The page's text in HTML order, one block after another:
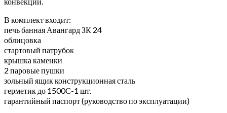
В комплект входит:
печь банная Авангард ЗК 24
облицовка
стартовый патрубок
крышка каменки
2 паровые пушки
зольный ящик конструкционная сталь
герметик до 1500С-1 шт.
гарантийный паспорт (руководство по эксплуатации)